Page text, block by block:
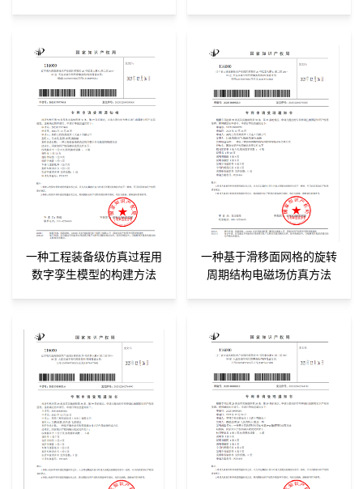
一种工程装备级仿真过程用
数字孪生模型的构建方法
一种基于滑移面网格的旋转
周期结构电磁场仿真方法